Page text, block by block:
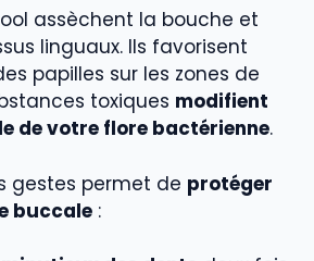
assèchent la bouche et
linguaux. Ils favorisent
papilles sur les zones de
toxiques modifient
de votre flore bactérienne.
gestes permet de protéger
buccale :